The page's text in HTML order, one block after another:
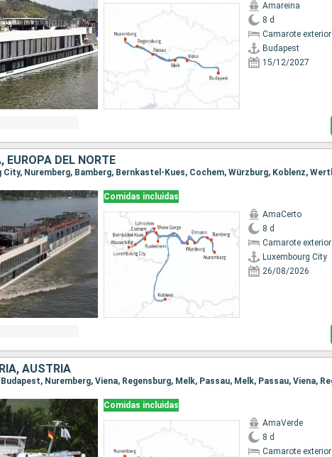
Amareina
8 d
Camarote exterior
Budapest
15/12/2027
DEL NORTE
Comidas incluidas
AmaCerto
8 d
Camarote exterior
Luxembourg City
26/08/2026
AUSTRIA
Comidas incluidas
AmaVerde
8 d
Camarote exterior